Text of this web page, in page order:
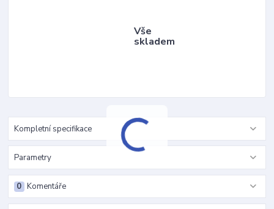
Vše
skladem
Kompletní specifikace
Parametry
Komentáře
0